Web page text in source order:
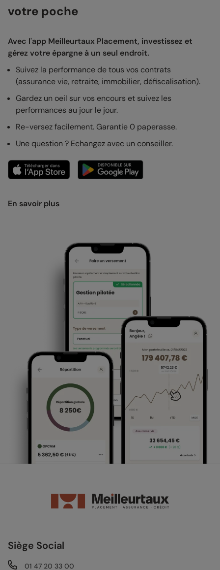
votre poche
Avec l'app Meilleurtaux Placement, investissez et
gérez votre épargne à un seul endroit.
Suivez la performance de tous vos contrats
(assurance vie, retraite, immobilier, défiscalisation).
Gardez un oeil sur vos encours et suivez les
performances au jour le jour.
Re-versez facilement. Garantie 0 paperasse.
Une question ? Echangez avec un conseiller.
En savoir plus
Siège Social
01 47 20 33 00